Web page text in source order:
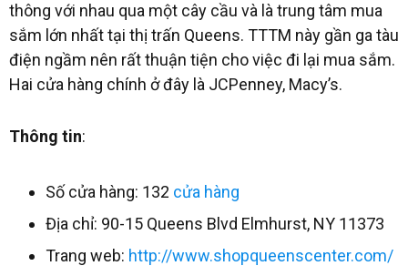
thông với nhau qua một cây cầu và là trung tâm mua
sắm lớn nhất tại thị trấn Queens. TTTM này gần ga tàu
điện ngầm nên rất thuận tiện cho việc đi lại mua sắm.
Hai cửa hàng chính ở đây là JCPenney, Macy’s.
Thông tin:
Số cửa hàng: 132 cửa hàng
Địa chỉ: 90-15 Queens Blvd Elmhurst, NY 11373
Trang web: http://www.shopqueenscenter.com/